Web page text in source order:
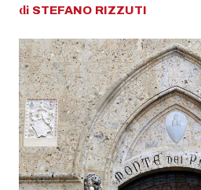
di STEFANO RIZZUTI